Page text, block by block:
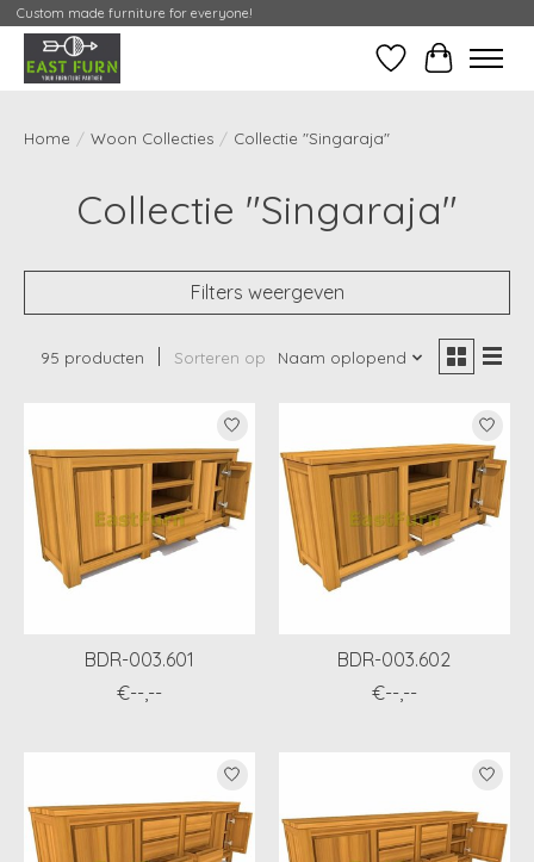
Custom made furniture for everyone!
Verlanglijst
Mijn
Home / Woon Collecties / Collectie "Singaraja"
Collectie "Singaraja"
Filters weergeven
95 producten Sorteren op Naam oplopend
BDR-003.601
€--,--
BDR-003.602
€--,--